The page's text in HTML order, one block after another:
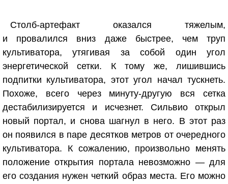
Столб-артефакт оказался тяжелым,
и провалился вниз даже быстрее, чем труп
культиватора, утягивая за собой один угол
энергетической сетки. К тому же, лишившись
подпитки культиватора, этот угол начал тускнеть.
Похоже, всего через минуту-другую вся сетка
дестабилизируется и исчезнет. Сильвио открыл
новый портал, и снова шагнул в него. В этот раз
он появился в паре десятков метров от очередного
культиватора. К сожалению, произвольно менять
положение открытия портала невозможно — для
его создания нужен четкий образ места. Его можно